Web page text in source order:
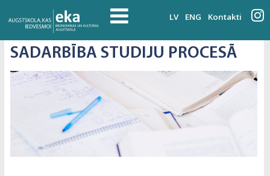
LV ENG Kontakti
SADARBĪBA STUDIJU PROCESĀ